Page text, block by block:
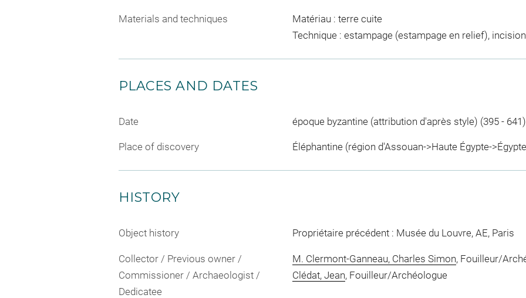
Materials and techniques
Matériau : terre cuite
Technique : estampage (estampage en relief),
PLACES AND DATES
Date époque byzantine (attribution d'après style) (395 - 641)
Place of discovery Éléphantine (région d'Assouan->Haute Égypte-
HISTORY
Object history Propriétaire précédent : Musée du Louvre, AE, Paris
Collector / Previous owner /
Commissioner / Archaeologist /
Dedicatee
M. Clermont-Ganneau, Charles Simon, Fouilleur/
Clédat, Jean, Fouilleur/Archéologue